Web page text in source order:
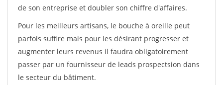
de son entreprise et doubler son chiffre d'affaires.
Pour les meilleurs artisans, le bouche à oreille peut
parfois suffire mais pour les désirant progresser et
augmenter leurs revenus il faudra obligatoirement
passer par un fournisseur de leads prospectsion dans
le secteur du bâtiment.